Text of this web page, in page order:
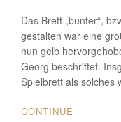
Das Brett „bunter“,
gestalten war eine
nun gelb
Georg beschriftet.
Spielbrett als solches
CONTINUE